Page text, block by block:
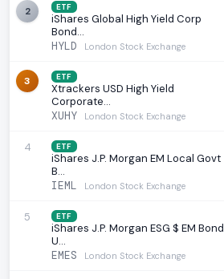
2 ETF
iShares Global High Yield Corp
Bond…
HYLD
London Stock Exchange
3 ETF
Xtrackers USD High Yield
Corporate…
XUHY
London Stock Exchange
4 ETF
iShares J.P. Morgan EM Local Govt
B…
IEML
London Stock Exchange
5 ETF
iShares J.P. Morgan ESG $ EM Bond
U…
EMES
London Stock Exchange